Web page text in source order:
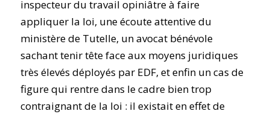
inspecteur du travail opiniâtre à faire
appliquer la loi, une écoute attentive du
ministère de Tutelle, un avocat bénévole
sachant tenir tête face aux moyens juridiques
très élevés déployés par EDF, et enfin un cas de
figure qui rentre dans le cadre bien trop
contraignant de la loi : il existait en effet de